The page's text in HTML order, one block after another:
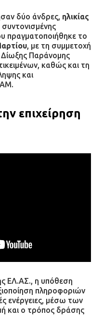
δύο άνδρες, ηλικίας
συντονισμένης
πραγματοποιήθηκε το
, με τη συμμετοχή
Παράνομης
καθώς και τη
και
επιχείρηση
ΕΛ.ΑΣ., η υπόθεση
πληροφοριών
ενέργειες, μέσω των
και ο τρόπος δράσης